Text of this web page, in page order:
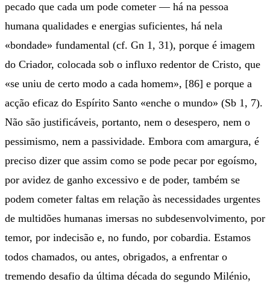
pecado que cada um pode cometer — há na pessoa
humana qualidades e energias suficientes, há nela
«bondade» fundamental (cf. Gn 1, 31), porque é imagem
do Criador, colocada sob o influxo redentor de Cristo, que
«se uniu de certo modo a cada homem», [86] e porque a
acção eficaz do Espírito Santo «enche o mundo» (Sb 1, 7).
Não são justificáveis, portanto, nem o desespero, nem o
pessimismo, nem a passividade. Embora com amargura, é
preciso dizer que assim como se pode pecar por egoísmo,
por avidez de ganho excessivo e de poder, também se
podem cometer faltas em relação às necessidades urgentes
de multidões humanas imersas no subdesenvolvimento, por
temor, por indecisão e, no fundo, por cobardia. Estamos
todos chamados, ou antes, obrigados, a enfrentar o
tremendo desafio da última década do segundo Milénio,